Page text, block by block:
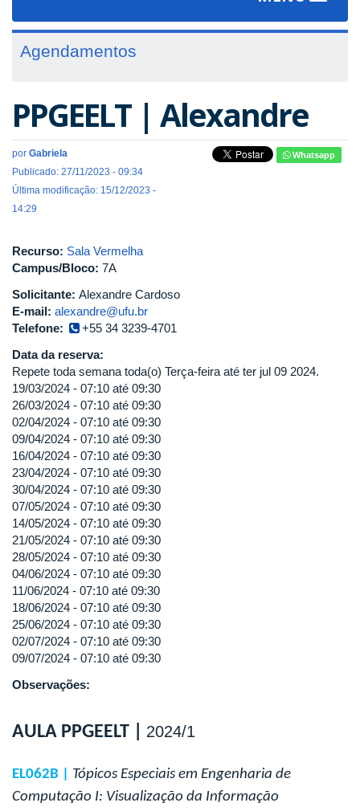
Agendamentos
PPGEELT | Alexandre
por Gabriela
Publicado: 27/11/2023 - 09:34
Última modificação: 15/12/2023 -
14:29
Whatsapp
Recurso: Sala Vermelha
Campus/Bloco: 7A
Solicitante: Alexandre Cardoso
E-mail: alexandre@ufu.br
Telefone:
+55 34 3239-4701
Data da reserva:
Repete toda semana toda(o) Terça-feira até ter jul 09 2024.
19/03/2024 - 07:10 até 09:30
26/03/2024 - 07:10 até 09:30
02/04/2024 - 07:10 até 09:30
09/04/2024 - 07:10 até 09:30
16/04/2024 - 07:10 até 09:30
23/04/2024 - 07:10 até 09:30
30/04/2024 - 07:10 até 09:30
07/05/2024 - 07:10 até 09:30
14/05/2024 - 07:10 até 09:30
21/05/2024 - 07:10 até 09:30
28/05/2024 - 07:10 até 09:30
04/06/2024 - 07:10 até 09:30
11/06/2024 - 07:10 até 09:30
18/06/2024 - 07:10 até 09:30
25/06/2024 - 07:10 até 09:30
02/07/2024 - 07:10 até 09:30
09/07/2024 - 07:10 até 09:30
Observações:
AULA PPGEELT | 2024/1
EL062B |
Tópicos Especiais em Engenharia de
Computação I: Visualização da Informação